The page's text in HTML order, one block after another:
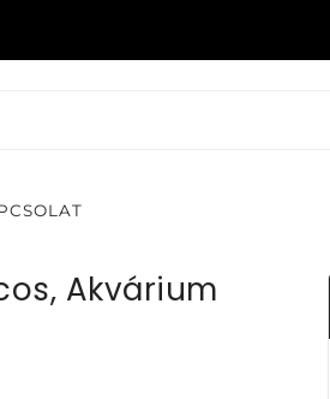
Akvárium